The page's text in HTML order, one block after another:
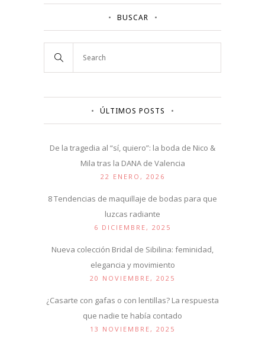
BUSCAR
ÚLTIMOS POSTS
De la tragedia al “sí, quiero”: la boda de Nico &
Mila tras la DANA de Valencia
22 ENERO, 2026
8 Tendencias de maquillaje de bodas para que
luzcas radiante
6 DICIEMBRE, 2025
Nueva colección Bridal de Sibilina: feminidad,
elegancia y movimiento
20 NOVIEMBRE, 2025
¿Casarte con gafas o con lentillas? La respuesta
que nadie te había contado
13 NOVIEMBRE, 2025